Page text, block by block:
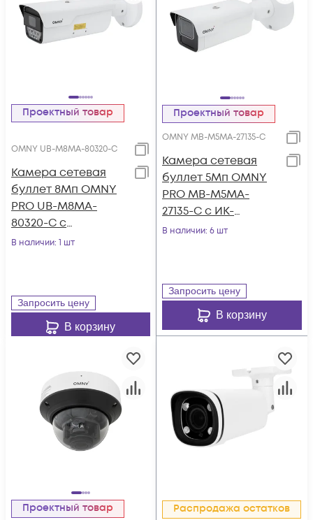
Проектный товар
OMNY UB-M8MA-80320-C
Камера сетевая
буллет 8Мп OMNY
PRO UB-M8MA-
80320-C с
объективом 8-32
В наличии: 1 шт
Запросить цену
В корзину
Проектный товар
OMNY MB-M5MA-27135-C
Камера сетевая
буллет 5Мп OMNY
PRO MB-M5МA-
27135-C с ИК-
подсветкой до 60 м
В наличии: 6 шт
Запросить цену
В корзину
Проектный товар Распродажа остатков